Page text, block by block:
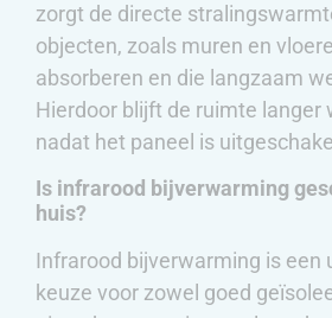
zorgt de directe
objecten, zoals muren en
absorberen en die langzaam
Hierdoor blijft de ruimte langer
nadat het paneel is
Is infrarood bijverwarming
huis?
Infrarood bijverwarming is een
keuze voor zowel goed